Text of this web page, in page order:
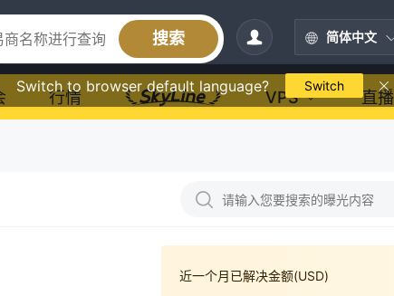
搜索 简体中文
Switch to browser default language? Switch
行情 VPS 直播
近一个月已解决金额(USD)